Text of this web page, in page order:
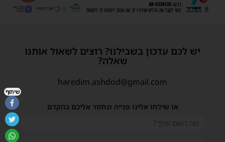
יש לכם עדכון בשבילנו? רוצים לשאול אותנו
שאלה?
haredim.ashdod@gmail.com
או שילחו אלינו פנייה ונחזור אליכם בהקדם
שיתוף